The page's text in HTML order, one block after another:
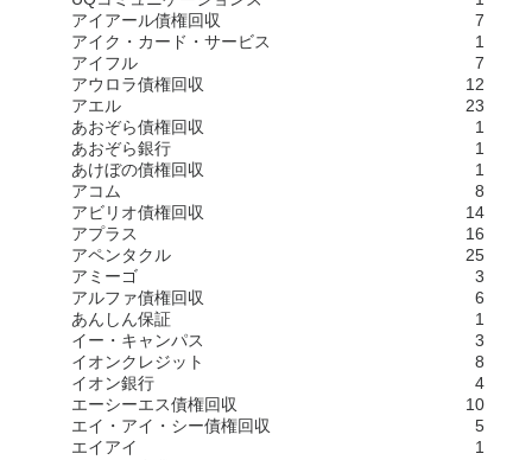
アイアール債権回収
7
アイク・カード・サービス
1
アイフル
7
アウロラ債権回収
12
アエル
23
あおぞら債権回収
1
あおぞら銀行
1
あけぼの債権回収
1
アコム
8
アビリオ債権回収
14
アプラス
16
アペンタクル
25
アミーゴ
3
アルファ債権回収
6
あんしん保証
1
イー・キャンパス
3
イオンクレジット
8
イオン銀行
4
エーシーエス債権回収
10
エイ・アイ・シー債権回収
5
エイアイ
1